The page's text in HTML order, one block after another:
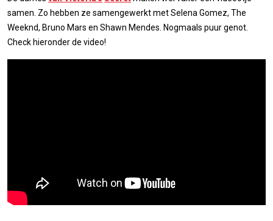
samen. Zo hebben ze samengewerkt met Selena Gomez, The
Weeknd, Bruno Mars en Shawn Mendes. Nogmaals puur genot.
Check hieronder de video!